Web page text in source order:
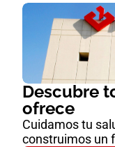
Descubre
ofrece
Cuidamos tu
construimos un